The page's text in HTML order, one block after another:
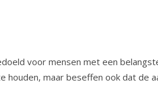
voor mensen met een
houden, maar beseffen ook dat